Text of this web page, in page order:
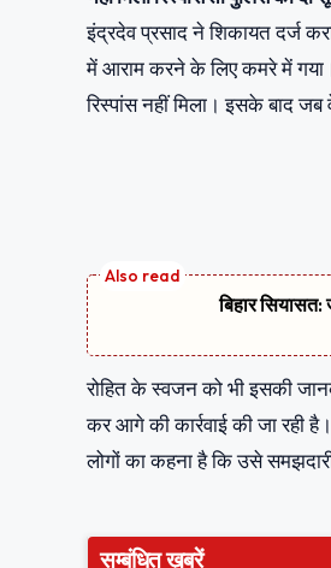
इंद्रदेव प्रसाद ने शिकायत दर्ज
में आराम करने के लिए कमरे में गया।
रिस्पांस नहीं मिला। इसके बाद
बिहार
रोहित के स्वजन को भी इसकी
कर आगे की कार्रवाई की जा रही
लोगों का कहना है क‍ि उसे
सम्बंधित ख़बरें